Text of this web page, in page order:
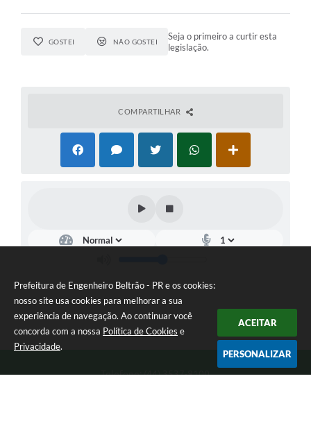
Prefeitura de Engenheiro Beltrão - PR e os cookies:
nosso site usa cookies para melhorar a sua
experiência de navegação. Ao continuar você
concorda com a nossa Política de Cookies e
Privacidade.
ACEITAR
PERSONALIZAR
GOSTEI NÃO GOSTEI
Seja o primeiro a curtir esta
legislação.
COMPARTILHAR
Telefone: (44) 3537-8100